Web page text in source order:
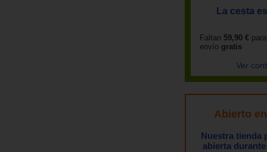
La cesta
Faltan 59,90 €
envío gratis
Ver
Abierto
Nuestra tienda
abierta